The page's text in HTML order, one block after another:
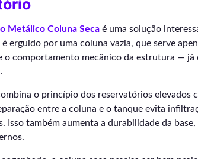
Metálico Coluna Seca é uma solução
erguido por uma coluna vazia, que serve
o comportamento mecânico da estrutura — já
o princípio dos reservatórios elevados
entre a coluna e o tanque evita
Isso também aumenta a durabilidade da